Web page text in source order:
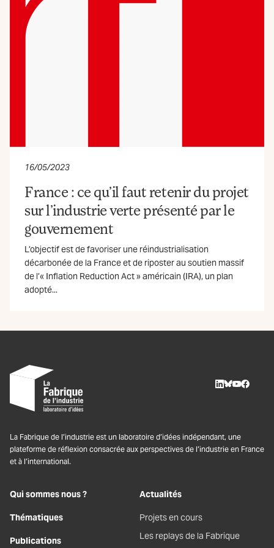
16/05/2023
France : ce qu’il faut retenir du projet
sur l’industrie verte présenté par le
gouvernement
L’objectif est de favoriser une réindustrialisation
décarbonée de la France et de riposter au soutien massif
de l’« Inflation Reduction Act » américain (IRA), un plan
adopté...
La Fabrique de l’industrie est un laboratoire d’idées indépendant, une
plateforme de réflexion consacrée aux perspectives de l’industrie en France
et à l’international.
Qui sommes nous ?
Thématiques
Publications
Actualités
Projets en cours
Les replays de la Fabrique